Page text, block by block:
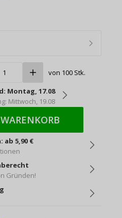
von 100 Stk.
Montag, 17.08
Mittwoch, 19.08
ab 5,90 €
Gründen!